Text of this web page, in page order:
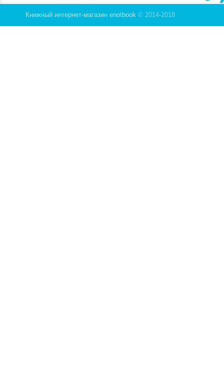
Книжный интернет-магазин enotbook © 2014-2018